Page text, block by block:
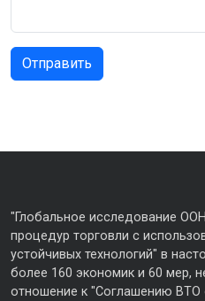
"Глобальное исследование
процедур торговли с
устойчивых технологий" в
более 160 экономик и 60 мер,
отношение к "Соглашению ВТО